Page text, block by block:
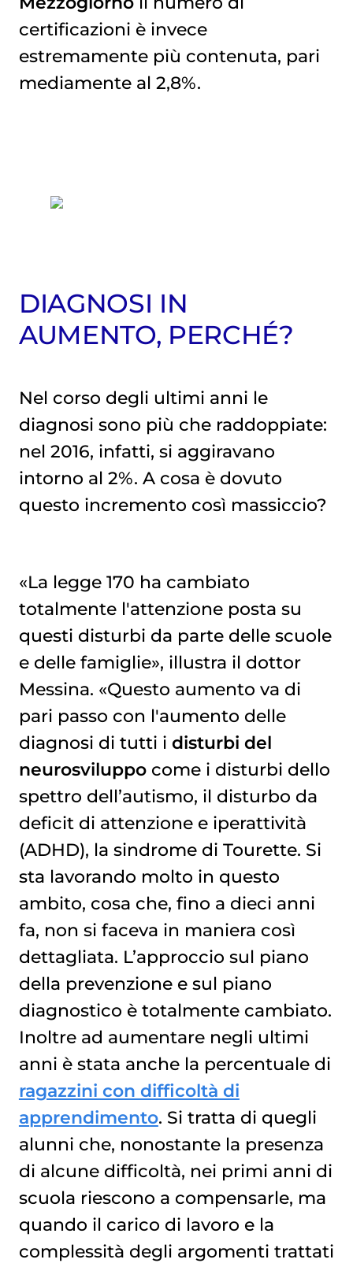
certificazioni è invece
estremamente più contenuta, pari
mediamente al 2,8%.
DIAGNOSI IN
AUMENTO, PERCHÉ?
Nel corso degli ultimi anni le
diagnosi sono più che raddoppiate:
nel 2016, infatti, si aggiravano
intorno al 2%. A cosa è dovuto
questo incremento così massiccio?
«La legge 170 ha cambiato
totalmente l'attenzione posta su
questi disturbi da parte delle scuole
e delle famiglie», illustra il dottor
Messina. «Questo aumento va di
pari passo con l'aumento delle
diagnosi di tutti i disturbi del
neurosviluppocome i disturbi dello
spettro dell’autismo, il disturbo da
deficit di attenzione e iperattività
(ADHD), la sindrome di Tourette. Si
sta lavorando molto in questo
ambito, cosa che, fino a dieci anni
fa, non si faceva in maniera così
dettagliata. L’approccio sul piano
della prevenzione e sul piano
diagnostico è totalmente cambiato.
Inoltre ad aumentare negli ultimi
anni è stata anche la percentuale di
ragazzini con difficoltà di
apprendimento. Si tratta di quegli
alunni che, nonostante la presenza
di alcune difficoltà, nei primi anni di
scuola riescono a compensarle, ma
quando il carico di lavoro e la
complessità degli argomenti trattati